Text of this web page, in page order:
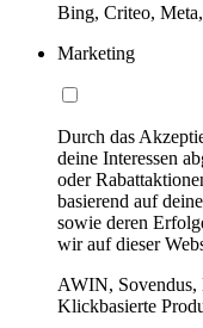
Bing, Criteo,
Marketing
Durch das
deine Interessen
oder
basierend auf
sowie deren
wir auf dieser
AWIN,
Klickbasierte